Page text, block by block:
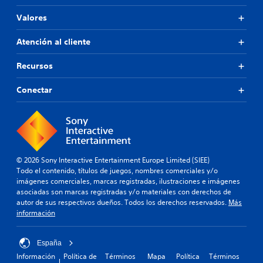
Valores
Atención al cliente
Recursos
Conectar
© 2026 Sony Interactive Entertainment Europe Limited (SIEE)
Todo el contenido, títulos de juegos, nombres comerciales y/o
imágenes comerciales, marcas registradas, ilustraciones e imágenes
asociadas son marcas registradas y/o materiales con derechos de
autor de sus respectivos dueños. Todos los derechos reservados. Más
información
España
Información
Política de
Términos
Mapa
Política
Términos